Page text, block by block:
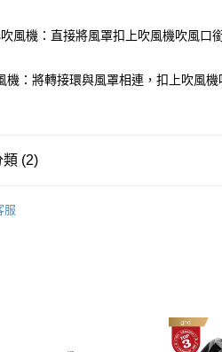
享後付」結帳流程】
式選擇「AFTEE先享後付」後，將跳轉至「
，進行簡訊認證並確認金額後，即可完成結帳
日內，您將收到繳費通知簡訊。
通知簡訊後14天內，點擊此簡訊中的連結，可
銀行／等多元方式進行付款，方視為交易完成
手續完成當下不需立刻繳費，但若您需要取
請以「AFTEE先享後付 」之結帳頁面顯示為
繳費後需取消欲退款等相關疑問，請聯繫「
後付」，若未經同意申辦者引起之損失，本公
，滿NT$3,000(含以上)免運費
風機：直接將風罩扣上吹風機吹風口
機：將轉接環與風罩相連，扣上吹風機
類 (2)
服